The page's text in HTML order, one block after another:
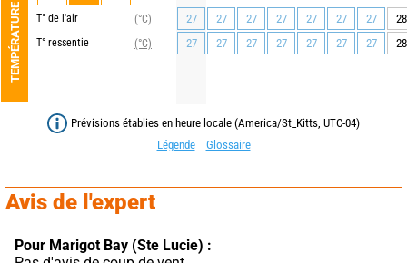
TEMPÉRATURE T° de l'air
(°C)
T° ressentie
(°C)
27 27 27 27 27 27 27
28
27
27 27 27 27 27 27 28
Prévisions établies en heure locale (America/St_Kitts, UTC-04)
Légende
Glossaire
Avis de l'expert
Pour Marigot Bay (Ste Lucie) :